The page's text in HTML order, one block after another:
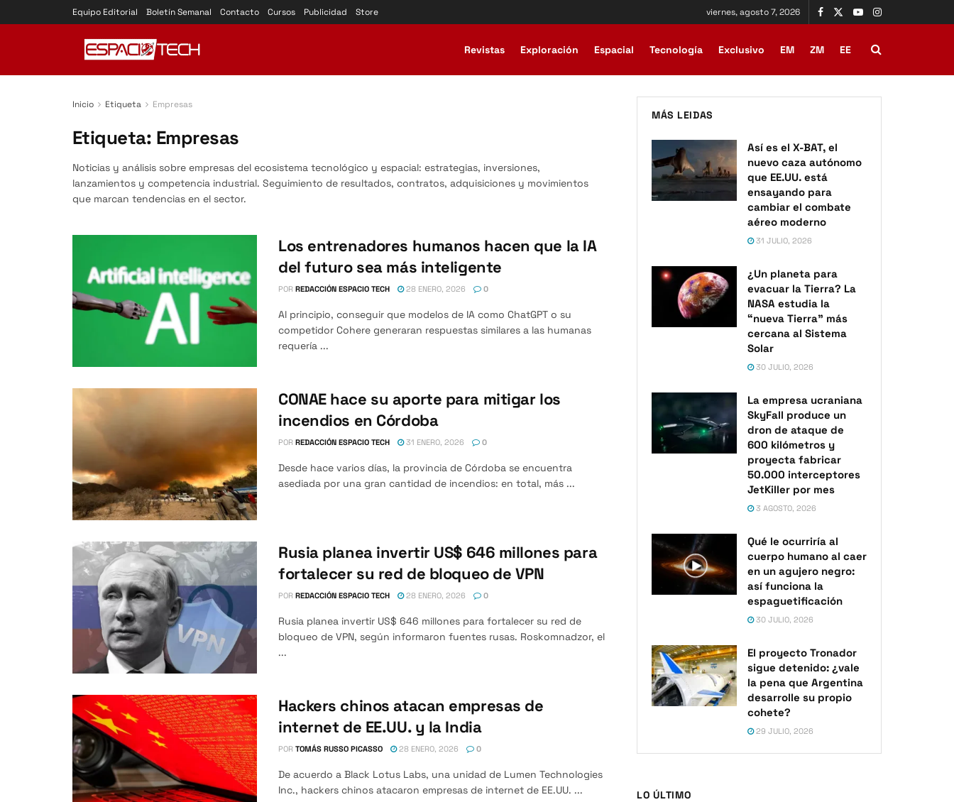
Equipo Editorial Boletín Semanal Contacto Cursos Publicidad Store viernes, agosto 7, 2026
Revistas Exploración Espacial Tecnología Exclusivo EM ZM EE
Inicio Etiqueta Empresas
Etiqueta: Empresas
Noticias y análisis sobre empresas del ecosistema tecnológico y espacial: estrategias, inversiones,
lanzamientos y competencia industrial. Seguimiento de resultados, contratos, adquisiciones y movimientos
que marcan tendencias en el sector.
Los entrenadores humanos hacen que la IA
del futuro sea más inteligente
POR REDACCIÓN ESPACIO TECH 28 ENERO, 2026 0
Al principio, conseguir que modelos de IA como ChatGPT o su
competidor Cohere generaran respuestas similares a las humanas
requería ...
CONAE hace su aporte para mitigar los
incendios en Córdoba
POR REDACCIÓN ESPACIO TECH 31 ENERO, 2026 0
Desde hace varios días, la provincia de Córdoba se encuentra
asediada por una gran cantidad de incendios: en total, más ...
Rusia planea invertir US$ 646 millones para
fortalecer su red de bloqueo de VPN
POR REDACCIÓN ESPACIO TECH 28 ENERO, 2026 0
Rusia planea invertir US$ 646 millones para fortalecer su red de
bloqueo de VPN, según informaron fuentes rusas. Roskomnadzor, el
...
Hackers chinos atacan empresas de
internet de EE.UU. y la India
POR TOMÁS RUSSO PICASSO 28 ENERO, 2026 0
De acuerdo a Black Lotus Labs, una unidad de Lumen Technologies
Inc., hackers chinos atacaron empresas de internet de EE.UU. ...
MÁS LEIDAS
Así es el X-BAT, el
nuevo caza autónomo
que EE.UU. está
ensayando para
cambiar el combate
aéreo moderno
31 JULIO, 2026
¿Un planeta para
evacuar la Tierra? La
NASA estudia la
“nueva Tierra” más
cercana al Sistema
Solar
30 JULIO, 2026
La empresa ucraniana
SkyFall produce un
dron de ataque de
600 kilómetros y
proyecta fabricar
50.000 interceptores
JetKiller por mes
3 AGOSTO, 2026
Qué le ocurriría al
cuerpo humano al caer
en un agujero negro:
así funciona la
espaguetificación
30 JULIO, 2026
El proyecto Tronador
sigue detenido: ¿vale
la pena que Argentina
desarrolle su propio
cohete?
29 JULIO, 2026
LO ÚLTIMO